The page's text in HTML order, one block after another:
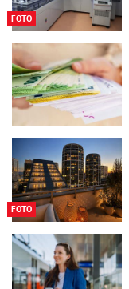
FOTO
FOTO